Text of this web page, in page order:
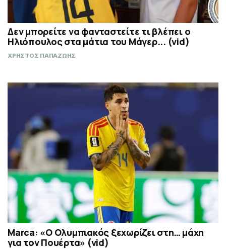
Δεν μπορείτε να φανταστείτε τι βλέπει ο
Ηλιόπουλος στα μάτια του Μάγερ... (vid)
ΧΡΗΣΤΟΣ ΠΑΠΑΖΩΗΣ
Marca: «Ο Ολυμπιακός ξεχωρίζει στη… μάχη
για τον Πουέρτα» (vid)